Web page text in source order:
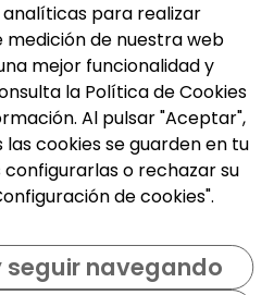
la inclusión
analíticas para realizar
medición de nuestra web
mejor funcionalidad y
la Política de Cookies
Al pulsar "Aceptar",
cookies se guarden en tu
o rechazar su
de cookies".
seguir navegando